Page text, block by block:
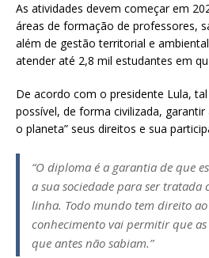
As atividades devem começar em
áreas de formação de professores,
além de gestão territorial e
atender até 2,8 mil estudantes em
De acordo com o presidente Lula,
possível, de forma civilizada,
o planeta” seus direitos e sua
“O diploma é a garantia de que
a sua sociedade para ser
linha. Todo mundo tem direito ao
conhecimento vai permitir que as
que antes não sabiam.”